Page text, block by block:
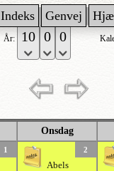
Indeks Genvej
År:
Onsdag
1 2
Abels